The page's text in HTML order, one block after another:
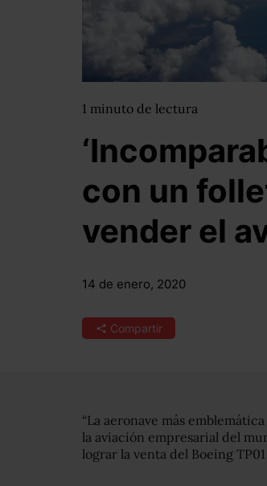
1 minuto de lectura
con un
vender el
14 de enero, 2020
Compartir
“La aeronave más
la aviación empresarial del
lograr la venta del Boeing TP01